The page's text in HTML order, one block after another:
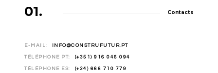
01. Contacts
E-MAIL: INFO@CONSTRUFUTUR.PT
TÉLÉPHONE PT: (+351) 916 046 094
TÉLÉPHONE ES: (+34) 666 710 779